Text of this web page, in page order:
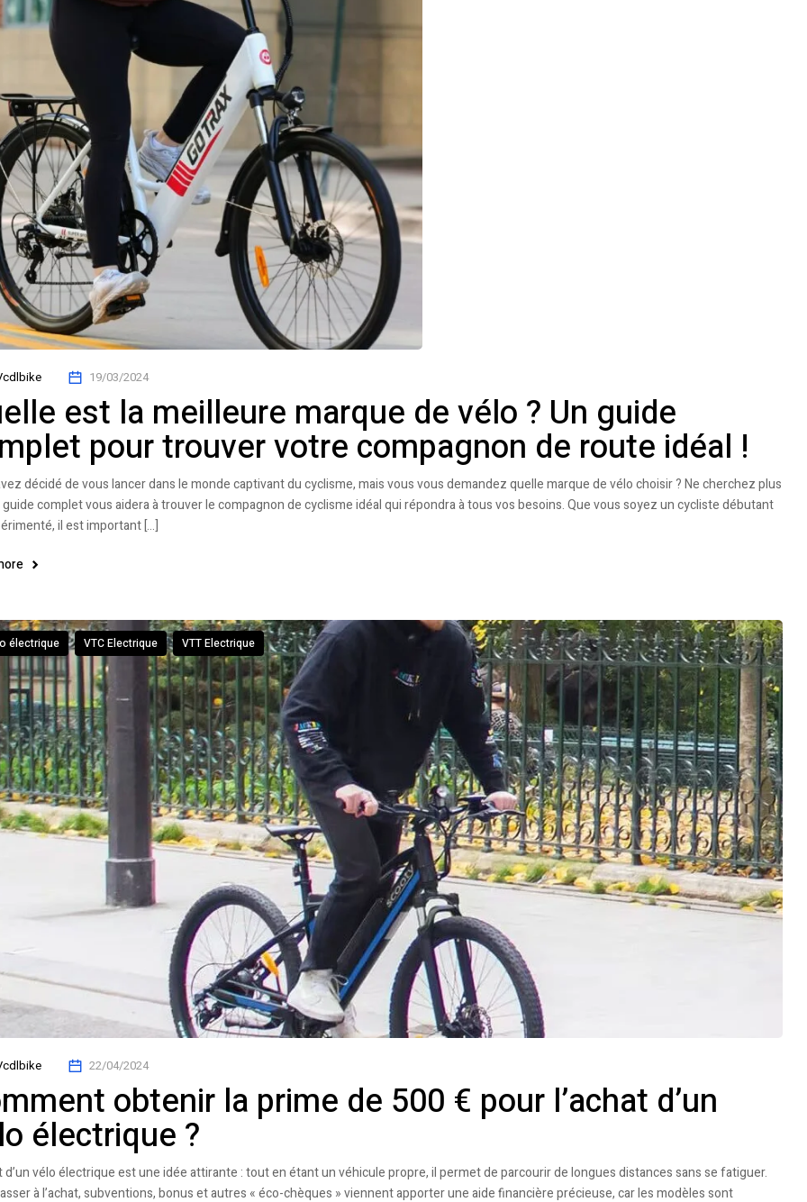
19/03/2024
est la meilleure marque de vélo ? Un guide
pour trouver votre compagnon de route idéal !
décidé de vous lancer dans le monde captivant du cyclisme, mais vous vous demandez quelle marque de vélo choisir ? Ne cherchez plus
guide complet vous aidera à trouver le compagnon de cyclisme idéal qui répondra à tous vos besoins. Que vous soyez un cycliste débutant
il est important […]
électrique VTC Electrique VTT Electrique
22/04/2024
obtenir la prime de 500 € pour l’achat d’un
électrique ?
d’un vélo électrique est une idée attirante : tout en étant un véhicule propre, il permet de parcourir de longues distances sans se fatiguer.
à l’achat, subventions, bonus et autres « éco-chèques » viennent apporter une aide financière précieuse, car les modèles sont